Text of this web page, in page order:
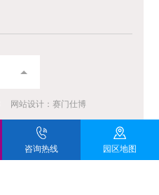
咨询热线 园区地图
网站设计：赛门仕博